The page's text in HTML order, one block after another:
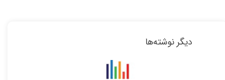
دیگر نوشته‌ها